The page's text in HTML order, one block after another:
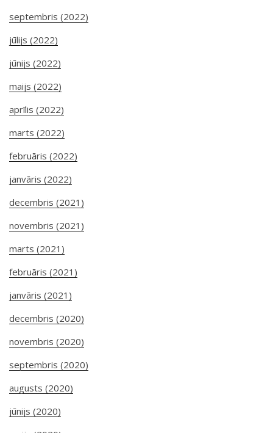
septembris (2022)
jūlijs (2022)
jūnijs (2022)
maijs (2022)
aprīlis (2022)
marts (2022)
februāris (2022)
janvāris (2022)
decembris (2021)
novembris (2021)
marts (2021)
februāris (2021)
janvāris (2021)
decembris (2020)
novembris (2020)
septembris (2020)
augusts (2020)
jūnijs (2020)